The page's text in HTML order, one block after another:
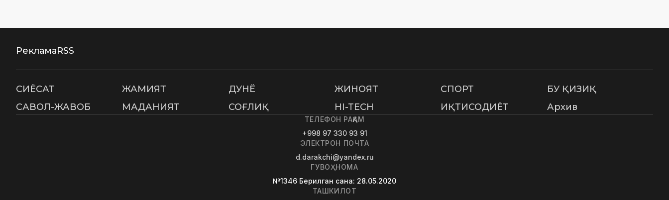
РекламаRSS
СИËСАТ ЖАМИЯТ ДУНË ЖИНОЯТ СПОРТ
БУ ҚИЗИҚ
САВОЛ-ЖАВОБ
МАДАНИЯТ СОҒЛИҚ HI-TECH ИҚТИСОДИЁТ Архив
ТЕЛЕФОН РАҚАМ
+998 97 330 93 91
ЭЛЕКТРОН ПОЧТА
d.darakchi@yandex.ru
ГУВОҲНОМА
№1346 Берилган сана: 28.05.2020
ТАШКИЛОТ